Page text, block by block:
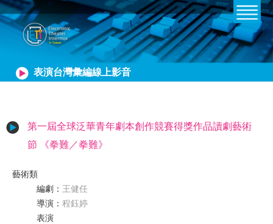
表演台灣彙編線上影音
第一屆全球泛華青年劇本創作競賽得獎作品讀劇藝術
節 《拳難／拳難》
藝術類
編劇 ： 王健任
導演 ： 程鈺婷
表演